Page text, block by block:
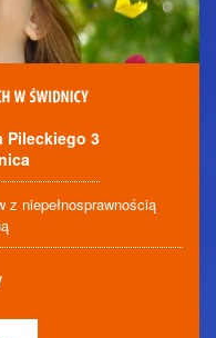
Pileckiego 3
z niepełnosprawnością